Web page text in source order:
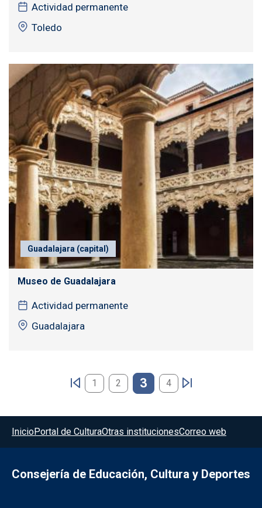
Actividad permanente
Toledo
Guadalajara (capital)
Museo de Guadalajara
Actividad permanente
Guadalajara
1 2 3 4
Menú del pie
InicioPortal de CulturaOtras institucionesCorreo web
Consejería de Educación, Cultura y Deportes